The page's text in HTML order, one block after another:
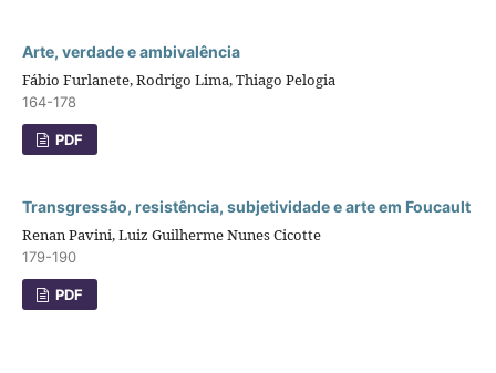
Arte, verdade e ambivalência
Fábio Furlanete, Rodrigo Lima, Thiago Pelogia
164-178
PDF
Transgressão, resistência, subjetividade e arte em Foucault
Renan Pavini, Luiz Guilherme Nunes Cicotte
179-190
PDF